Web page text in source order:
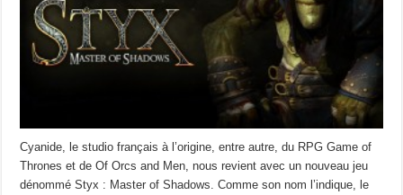
Cyanide, le studio français à l’origine, entre autre, du RPG Game of
Thrones et de Of Orcs and Men, nous revient avec un nouveau jeu
dénommé Styx : Master of Shadows. Comme son nom l’indique, le